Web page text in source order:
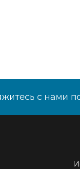
с нами